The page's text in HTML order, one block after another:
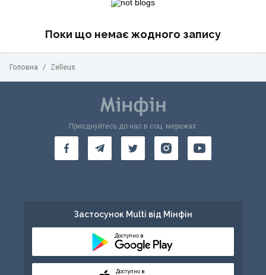
Поки що немає жодного запису
Головна / Zelleus
Приєднуйтесь до нас в соц. мережах:
Застосунок Multi від Мінфін
Доступно в
Доступно в